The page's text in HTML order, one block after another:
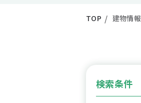
TOP 建物情報
検索条件